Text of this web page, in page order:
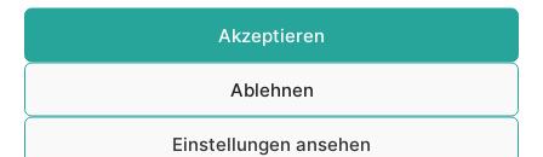
Akzeptieren
Ablehnen
Einstellungen ansehen